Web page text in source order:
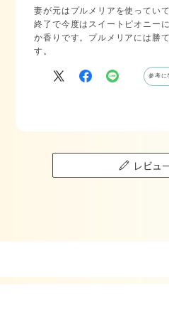
妻が元はプルメリアを使ってい
終了で今度はスイートピオニー
か香りです。プルメリアには勝
す。
参考に
レビュ